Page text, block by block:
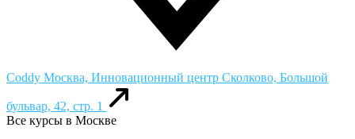
Coddy Москва, Инновационный центр Сколково, Большой
бульвар, 42, стр. 1
Все курсы в Москве